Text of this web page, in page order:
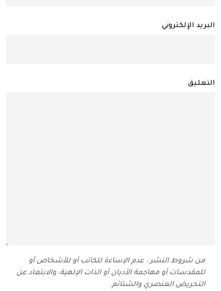
البريد الإلكتروني
التعليق
من شروط النشر : عدم الإساءة للكاتب أو للأشخاص أو
للمقدسات أو مهاجمة الأديان أو الذات الإلهية، والابتعاد عن
التحريض العنصري والشتائم‬.